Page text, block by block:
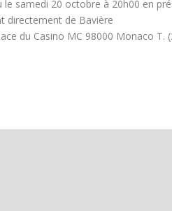
samedi 20 octobre à 20h00 en
directement de Bavière
du Casino MC 98000 Monaco T.